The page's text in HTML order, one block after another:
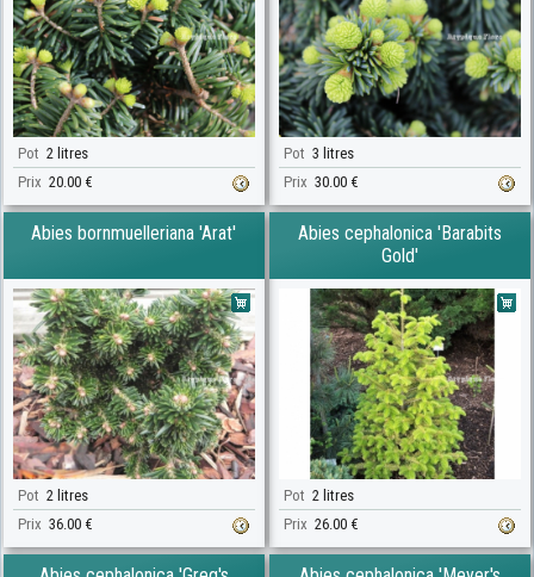
Pot 2 litres
Prix 20.00 €
Pot 3 litres
Prix 30.00 €
Abies bornmuelleriana 'Arat'
Pot 2 litres
Prix 36.00 €
Abies cephalonica 'Barabits
Gold'
Pot 2 litres
Prix 26.00 €